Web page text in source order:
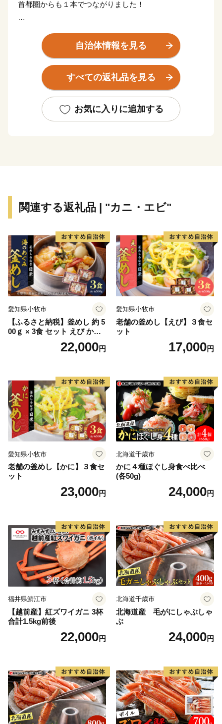
首都圏からも１本でつながりました！
原」やラムサール条約湿地「中池見湿地」。
100年以上の歴史を誇り鉄道ファンの聖地ともされてい
る、衣掛山のループ線や山中隧道をはじめとする鉄道遺
産群。
日本最北限、甘さが自慢の「東浦みかん」。
”御食国”のルーツとして、食物の神・伊奢沙別神（いさ
詳しくは、下記ページをご覧ください。
（上記URLをコピー＆ペーストしアドレスバーへ貼り付
けてご覧ください。）
■お問い合わせ先
福井県敦賀市ふるさと納税コールセンター
Mail：f.tsuruga@do-furusato.jp
受付時間 午前9時00分～午後5時45分 (土曜日・日曜
〒584-8790 富田林市中野町東2の3の69 コーユービ
ジネス内 18202
福井県敦賀市ふるさと納税 ワンストップ特例申請書類
受付係 宛
自治体情報を見る
すべての返礼品を見る
お気に入りに追加する
関連する返礼品 | "カニ・エビ"
愛知県小牧市
【ふるさと納税】釜めし 約 5
00ｇ × 3食 セット えび かに
海のめぐみ 老舗 急速冷凍 レ
ンチン 時短 簡単調理 食品 加
せグルメ 愛知県 小牧市 送料
無料
22,000円
愛知県小牧市
老舗の釜めし【えび】３食セ
ット
17,000円
愛知県小牧市
老舗の釜めし【かに】３食セ
ット
23,000円
北海道千歳市
かに４種ほぐし身食べ比べ
(各50g)
24,000円
福井県鯖江市
【越前産】紅ズワイガニ 3杯
合計1.5kg前後
22,000円
北海道千歳市
北海道産 毛がにしゃぶしゃ
ぶ
24,000円